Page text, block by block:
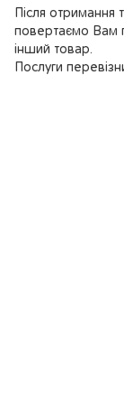
Після отримання
повертаємо Вам
інший товар.
Послуги